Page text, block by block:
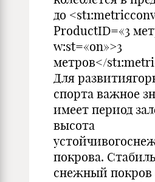
до
ProductID=«3
w:st=«on»>3
метров</
Для
спорта важное
имеет период
высота
покрова.
снежный покров